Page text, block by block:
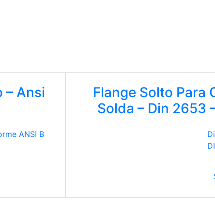
– Ansi
ANSI B
Flange Solto Para
Solda – Din 2653